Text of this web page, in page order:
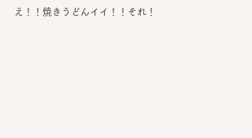
え！！焼きうどんイイ！！それ！